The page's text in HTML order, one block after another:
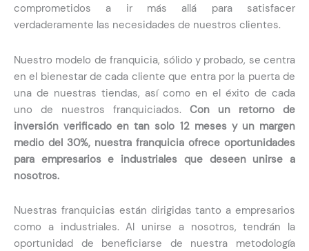
comprometidos a ir más allá para satisfacer
verdaderamente las necesidades de nuestros clientes.
Nuestro modelo de franquicia, sólido y probado, se centra
en el bienestar de cada cliente que entra por la puerta de
una de nuestras tiendas, así como en el éxito de cada
uno de nuestros franquiciados. Con un retorno de
inversión verificado en tan solo 12 meses y un margen
medio del 30%, nuestra franquicia ofrece oportunidades
para empresarios e industriales que deseen unirse a
nosotros.
Nuestras franquicias están dirigidas tanto a empresarios
como a industriales. Al unirse a nosotros, tendrán la
oportunidad de beneficiarse de nuestra metodología